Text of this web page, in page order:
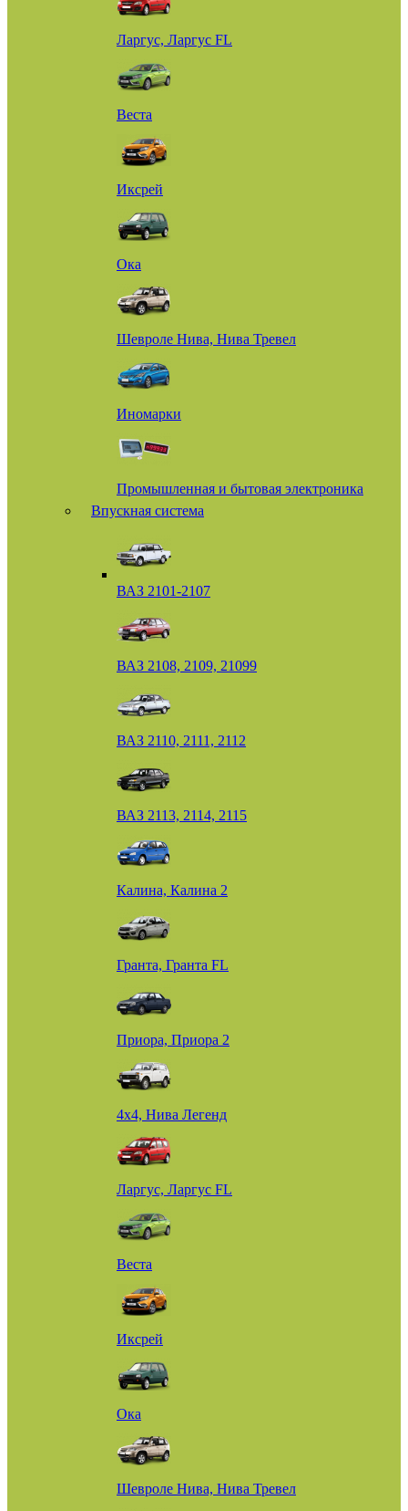
Ларгус, Ларгус FL
Веста
Иксрей
Ока
Шевроле Нива, Нива Тревел
Иномарки
Промышленная и бытовая электроника
Впускная система
ВАЗ 2101-2107
ВАЗ 2108, 2109, 21099
ВАЗ 2110, 2111, 2112
ВАЗ 2113, 2114, 2115
Калина, Калина 2
Гранта, Гранта FL
Приора, Приора 2
4х4, Нива Легенд
Ларгус, Ларгус FL
Веста
Иксрей
Ока
Шевроле Нива, Нива Тревел